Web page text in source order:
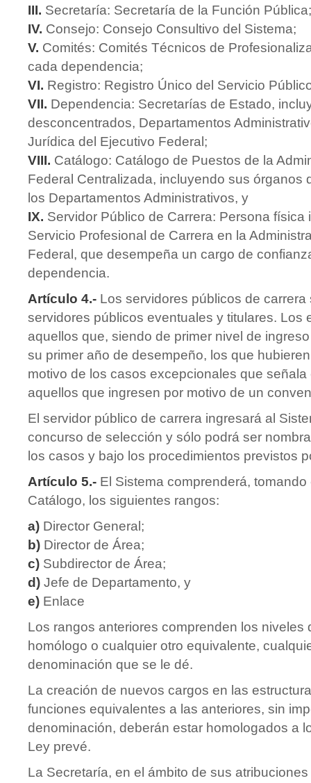
III. Secretaría: Secretaría de la Función Pública;
IV. Consejo: Consejo Consultivo del Sistema;
V. Comités: Comités Técnicos de
cada dependencia;
VI. Registro: Registro Único del Servicio
VII. Dependencia: Secretarías de Estado,
desconcentrados, Departamentos
Jurídica del Ejecutivo Federal;
VIII. Catálogo: Catálogo de Puestos de la
Federal Centralizada, incluyendo sus órganos
los Departamentos Administrativos, y
IX. Servidor Público de Carrera: Persona física
Servicio Profesional de Carrera en la
Federal, que desempeña un cargo de
dependencia.
Artículo 4.- Los servidores públicos de
servidores públicos eventuales y titulares. Los
aquellos que, siendo de primer nivel de
su primer año de desempeño, los que
motivo de los casos excepcionales que señala
aquellos que ingresen por motivo de un
El servidor público de carrera ingresará al
concurso de selección y sólo podrá ser
los casos y bajo los procedimientos previstos
Artículo 5.- El Sistema comprenderá,
Catálogo, los siguientes rangos:
a) Director General;
b) Director de Área;
c) Subdirector de Área;
d) Jefe de Departamento, y
e) Enlace
Los rangos anteriores comprenden los niveles
homólogo o cualquier otro equivalente,
denominación que se le dé.
La creación de nuevos cargos en las
funciones equivalentes a las anteriores, sin
denominación, deberán estar homologados a
Ley prevé.
La Secretaría, en el ámbito de sus